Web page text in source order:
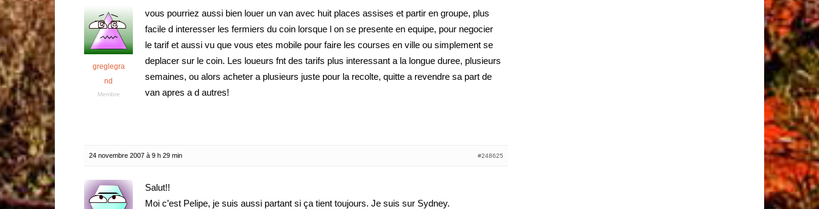
greglegra
nd
Membre
vous pourriez aussi bien louer un van avec huit places assises et partir en groupe, plus
facile d interesser les fermiers du coin lorsque l on se presente en equipe, pour negocier
le tarif et aussi vu que vous etes mobile pour faire les courses en ville ou simplement se
deplacer sur le coin. Les loueurs fnt des tarifs plus interessant a la longue duree, plusieurs
semaines, ou alors acheter a plusieurs juste pour la recolte, quitte a revendre sa part de
van apres a d autres!
24 novembre 2007 à 9 h 29 min #248625
Salut!!
Moi c’est Pelipe, je suis aussi partant si ça tient toujours. Je suis sur Sydney.